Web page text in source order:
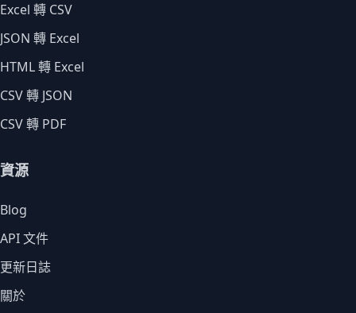
Excel 轉 CSV
JSON 轉 Excel
HTML 轉 Excel
CSV 轉 JSON
CSV 轉 PDF
資源
Blog
API 文件
更新日誌
關於